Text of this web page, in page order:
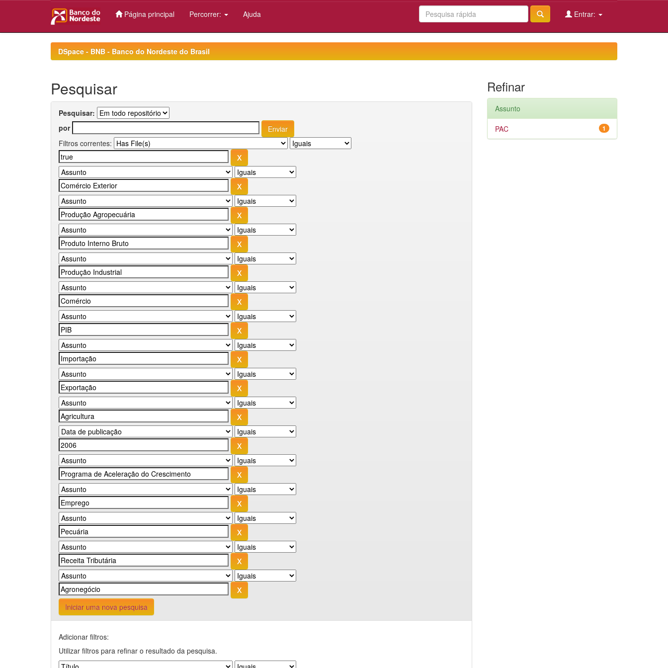
Página principal Percorrer: Ajuda Entrar:
DSpace - BNB - Banco do Nordeste do Brasil
Pesquisar
Pesquisar:
por
Filtros correntes:
Iniciar uma nova pesquisa
Adicionar filtros:
Utilizar filtros para refinar o resultado da pesquisa.
Refinar
Assunto
1
PAC